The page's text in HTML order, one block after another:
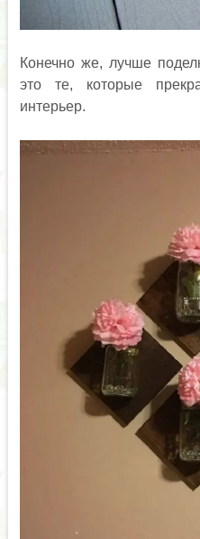
Конечно же, лучше
это те, которые
интерьер.